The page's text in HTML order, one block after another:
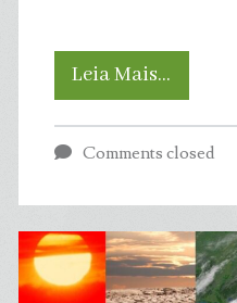
Leia Mais…
Parte
em
Comments closed